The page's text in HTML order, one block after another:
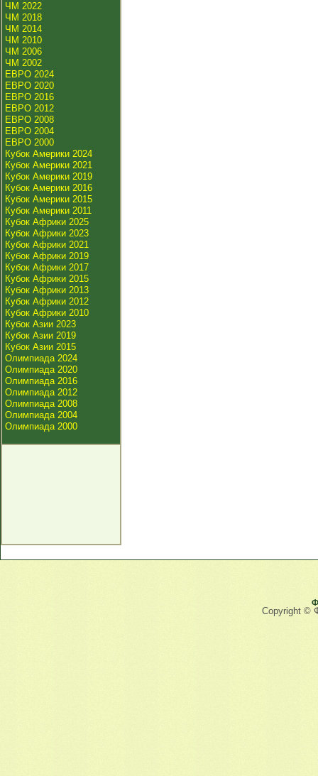
ЧМ 2022
ЧМ 2018
ЧМ 2014
ЧМ 2010
ЧМ 2006
ЧМ 2002
ЕВРО 2024
ЕВРО 2020
ЕВРО 2016
ЕВРО 2012
ЕВРО 2008
ЕВРО 2004
ЕВРО 2000
Кубок Америки 2024
Кубок Америки 2021
Кубок Америки 2019
Кубок Америки 2016
Кубок Америки 2015
Кубок Америки 2011
Кубок Африки 2025
Кубок Африки 2023
Кубок Африки 2021
Кубок Африки 2019
Кубок Африки 2017
Кубок Африки 2015
Кубок Африки 2013
Кубок Африки 2012
Кубок Африки 2010
Кубок Азии 2023
Кубок Азии 2019
Кубок Азии 2015
Олимпиада 2024
Олимпиада 2020
Олимпиада 2016
Олимпиада 2012
Олимпиада 2008
Олимпиада 2004
Олимпиада 2000
Copyright ©